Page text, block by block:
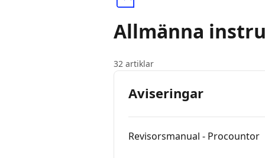
Allmänna
32 artiklar
Aviseringar
Revisorsmanual - Procountor